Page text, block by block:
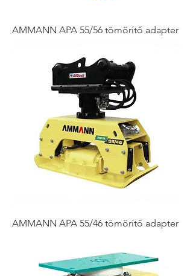
AMMANN APA 55/56 tömörítő adapter
AMMANN APA 55/46 tömörítő adapter